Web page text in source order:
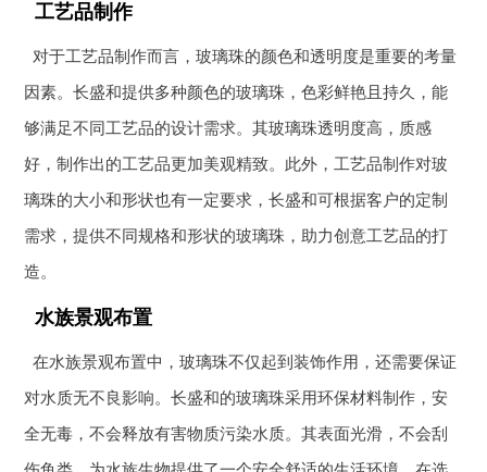
工艺品制作
对于工艺品制作而言，玻璃珠的颜色和透明度是重要的考量
因素。长盛和提供多种颜色的玻璃珠，色彩鲜艳且持久，能
够满足不同工艺品的设计需求。其玻璃珠透明度高，质感
好，制作出的工艺品更加美观精致。此外，工艺品制作对玻
璃珠的大小和形状也有一定要求，长盛和可根据客户的定制
需求，提供不同规格和形状的玻璃珠，助力创意工艺品的打
造。
水族景观布置
在水族景观布置中，玻璃珠不仅起到装饰作用，还需要保证
对水质无不良影响。长盛和的玻璃珠采用环保材料制作，安
全无毒，不会释放有害物质污染水质。其表面光滑，不会刮